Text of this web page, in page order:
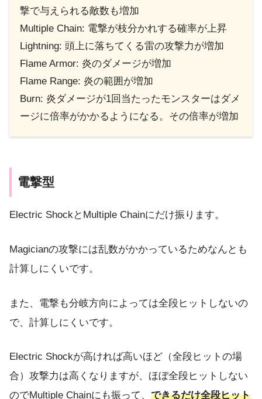
撃で与えられる敵数も増加
Multiple Chain: 電撃が枝分かれする確率が上昇
Lightning: 頭上に落ちてくる雷の攻撃力が増加
Flame Armor: 炎のダメージが増加
Flame Range: 炎の範囲が増加
Burn: 炎ダメージが1回当たったモンスターはダメ
ージに倍率がかかるようになる。その倍率が増加
電撃型
Electric ShockとMultiple Chainにだけ振ります。
Magicianの攻撃には乱数がかかっているためなんとも
計算しにくいです。
また、電撃も分岐方向によっては全段ヒットしないの
で、計算しにくいです。
Electric Shockが高ければ高いほど（全段ヒットの場
合）攻撃力は高くなりますが、ほぼ全段ヒットしない
のでMultiple Chainにも振って、 できるだけ全段ヒット